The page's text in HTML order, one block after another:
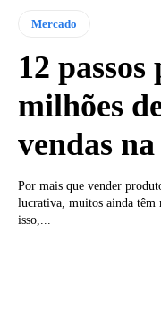
Mercado
12
milhões
vendas
Por mais que vender
lucrativa, muitos ainda têm
isso,...